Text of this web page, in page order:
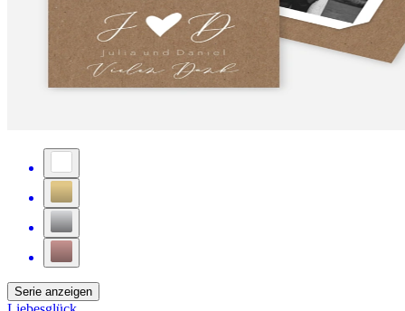
Serie anzeigen